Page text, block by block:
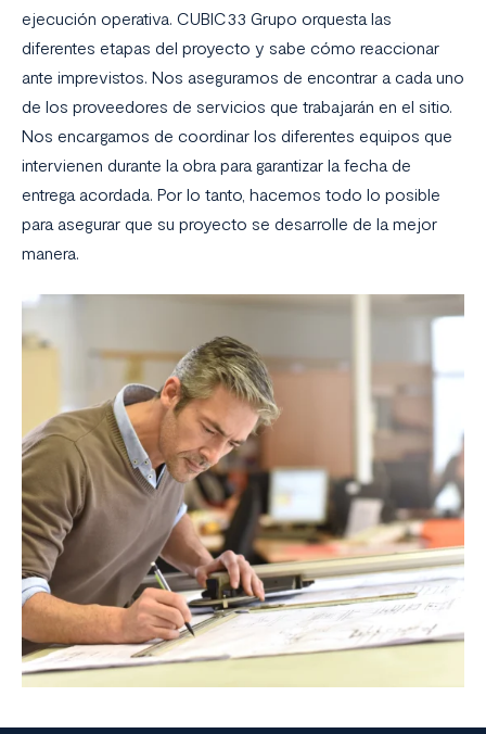
ejecución operativa. CUBIC33 Grupo orquesta las
diferentes etapas del proyecto y sabe cómo reaccionar
ante imprevistos. Nos aseguramos de encontrar a cada uno
de los proveedores de servicios que trabajarán en el sitio.
Nos encargamos de coordinar los diferentes equipos que
intervienen durante la obra para garantizar la fecha de
entrega acordada. Por lo tanto, hacemos todo lo posible
para asegurar que su proyecto se desarrolle de la mejor
manera.